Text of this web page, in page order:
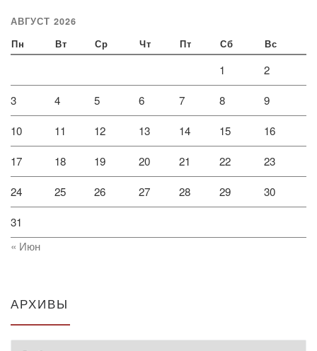
АВГУСТ 2026
Пн Вт Ср Чт Пт Сб Вс
1 2
3 4 5 6 7 8 9
10 11 12 13 14 15 16
17 18 19 20 21 22 23
24 25 26 27 28 29 30
31
« Июн
АРХИВЫ